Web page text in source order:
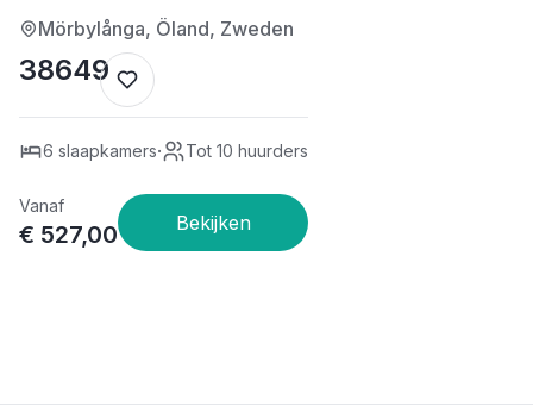
Mörbylånga, Öland, Zweden
38649
6 slaapkamers· Tot 10 huurders
Vanaf
€ 527,00